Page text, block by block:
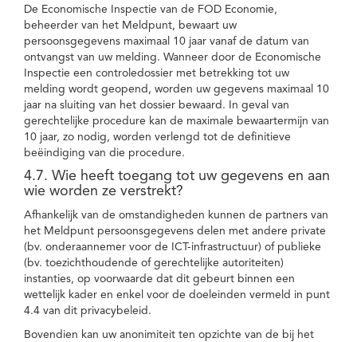
De Economische Inspectie van de FOD Economie,
beheerder van het Meldpunt, bewaart uw
persoonsgegevens maximaal 10 jaar vanaf de datum van
ontvangst van uw melding. Wanneer door de Economische
Inspectie een controledossier met betrekking tot uw
melding wordt geopend, worden uw gegevens maximaal 10
jaar na sluiting van het dossier bewaard. In geval van
gerechtelijke procedure kan de maximale bewaartermijn van
10 jaar, zo nodig, worden verlengd tot de definitieve
beëindiging van die procedure.
4.7. Wie heeft toegang tot uw gegevens en aan
wie worden ze verstrekt?
Afhankelijk van de omstandigheden kunnen de partners van
het Meldpunt persoonsgegevens delen met andere private
(bv. onderaannemer voor de ICT-infrastructuur) of publieke
(bv. toezichthoudende of gerechtelijke autoriteiten)
instanties, op voorwaarde dat dit gebeurt binnen een
wettelijk kader en enkel voor de doeleinden vermeld in punt
4.4 van dit privacybeleid.
Bovendien kan uw anonimiteit ten opzichte van de bij het